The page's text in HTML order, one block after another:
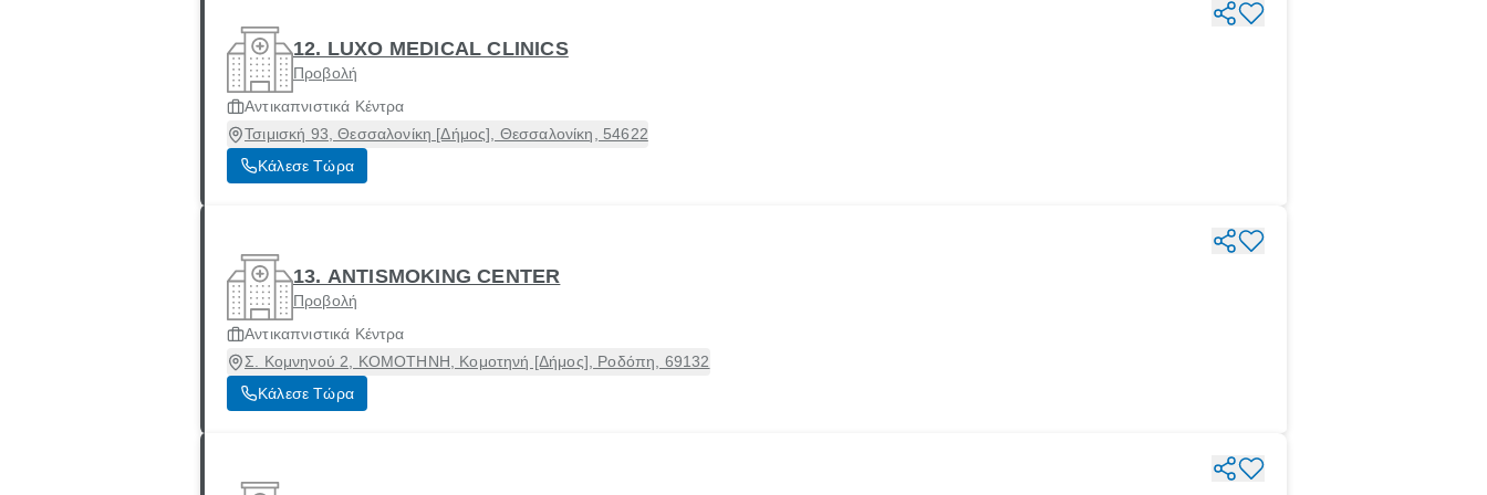
12. LUXO MEDICAL CLINICS
Προβολή
Αντικαπνιστικά Κέντρα
Τσιμισκή 93, Θεσσαλονίκη [Δήμος], Θεσσαλονίκη, 54622
Κάλεσε Τώρα
13. ANTISMOKING CENTER
Προβολή
Αντικαπνιστικά Κέντρα
Σ. Κομνηνού 2, ΚΟΜΟΤΗΝΗ, Κομοτηνή [Δήμος], Ροδόπη, 69132
Κάλεσε Τώρα